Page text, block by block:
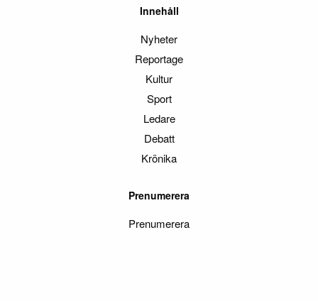
Innehåll
Nyheter
Reportage
Kultur
Sport
Ledare
Debatt
Krönika
Prenumerera
Prenumerera